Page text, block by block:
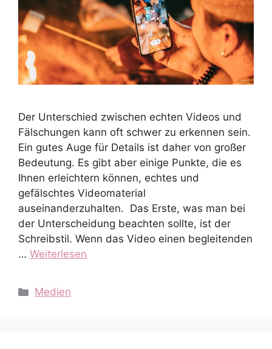
Der Unterschied zwischen echten Videos und
Fälschungen kann oft schwer zu erkennen sein.
Ein gutes Auge für Details ist daher von großer
Bedeutung. Es gibt aber einige Punkte, die es
Ihnen erleichtern können, echtes und
gefälschtes Videomaterial
auseinanderzuhalten. Das Erste, was man bei
der Unterscheidung beachten sollte, ist der
Schreibstil. Wenn das Video einen begleitenden
… Weiterlesen
Kategorien
Medien